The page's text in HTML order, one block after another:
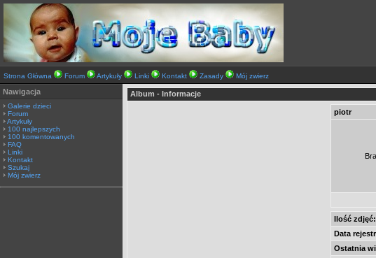
Strona Główna Forum Artykuły Linki Kontakt Zasady Mój zwierz
Nawigacja
Galerie dzieci
Forum
Artykuły
100 najlepszych
100 komentowanych
FAQ
Linki
Kontakt
Szukaj
Mój zwierz
Album - Informacje
piotr
Ilość zdjęć:
Data
Ostatnia